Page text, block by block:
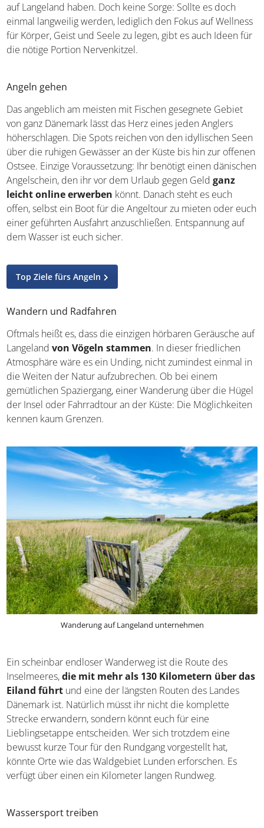
auf Langeland haben. Doch keine Sorge: Sollte es doch
einmal langweilig werden, lediglich den Fokus auf Wellness
für Körper, Geist und Seele zu legen, gibt es auch Ideen für
die nötige Portion Nervenkitzel.
Angeln gehen
Das angeblich am meisten mit Fischen gesegnete Gebiet
von ganz Dänemark lässt das Herz eines jeden Anglers
höherschlagen. Die Spots reichen von den idyllischen Seen
über die ruhigen Gewässer an der Küste bis hin zur offenen
Ostsee. Einzige Voraussetzung: Ihr benötigt einen dänischen
Angelschein, den ihr vor dem Urlaub gegen Geldganz
leicht online erwerben könnt. Danach steht es euch
offen, selbst ein Boot für die Angeltour zu mieten oder euch
einer geführten Ausfahrt anzuschließen. Entspannung auf
dem Wasser ist euch sicher.
Top Ziele fürs Angeln
Wandern und Radfahren
Oftmals heißt es, dass die einzigen hörbaren Geräusche auf
Langelandvon Vögeln stammen. In dieser friedlichen
Atmosphäre wäre es ein Unding, nicht zumindest einmal in
die Weiten der Natur aufzubrechen. Ob bei einem
gemütlichen Spaziergang, einer Wanderung über die Hügel
der Insel oder Fahrradtour an der Küste: Die Möglichkeiten
kennen kaum Grenzen.
Wanderung auf Langeland unternehmen
Ein scheinbar endloser Wanderweg ist die Route des
Inselmeeres,die mit mehr als 130 Kilometern über das
Eiland führt und eine der längsten Routen des Landes
Dänemark ist. Natürlich müsst ihr nicht die komplette
Strecke erwandern, sondern könnt euch für eine
Lieblingsetappe entscheiden. Wer sich trotzdem eine
bewusst kurze Tour für den Rundgang vorgestellt hat,
könnte Orte wie das Waldgebiet Lunden erforschen. Es
verfügt über einen ein Kilometer langen Rundweg.
Wassersport treiben